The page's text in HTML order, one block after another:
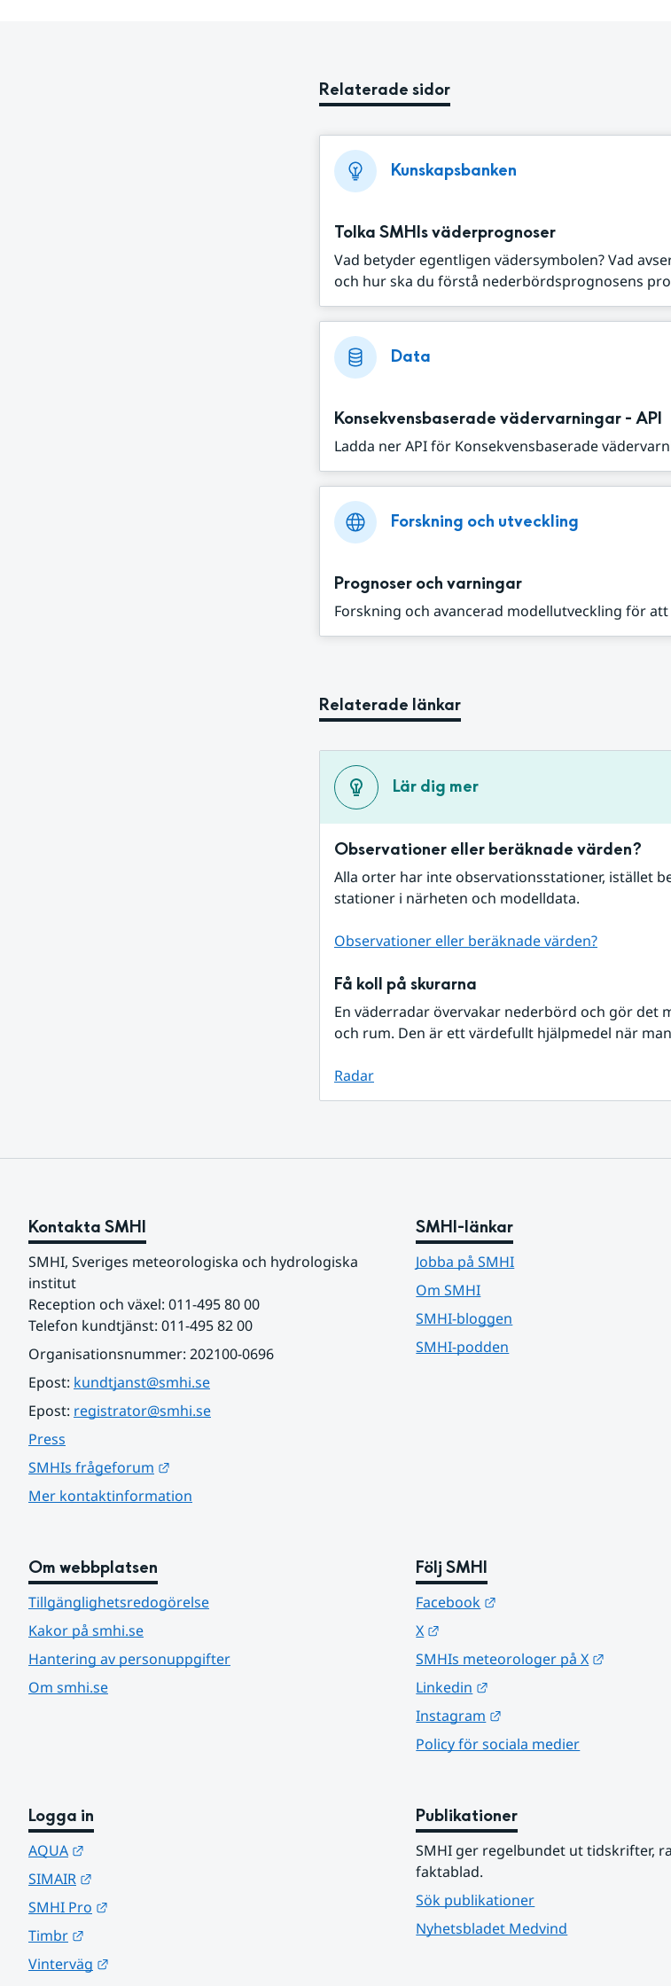
Relaterade sidor
Kunskapsbanken
Tolka SMHIs väderprognoser
Vad betyder egentligen vädersymbolen? Vad
och hur ska du förstå nederbördsprognosens
Data
Konsekvensbaserade vädervarningar - API
Ladda ner API för Konsekvensbaserade
Forskning och utveckling
Prognoser och varningar
Forskning och avancerad modellutveckling för att
Relaterade länkar
Lär dig mer
Observationer eller beräknade värden?
Alla orter har inte observationsstationer, istället
stationer i närheten och modelldata.
Observationer eller beräknade värden?
Få koll på skurarna
En väderradar övervakar nederbörd och gör det
och rum. Den är ett värdefullt hjälpmedel när
Radar
Kontakta SMHI
SMHI, Sveriges meteorologiska och hydrologiska
institut
Reception och växel: 011-495 80 00
Telefon kundtjänst: 011-495 82 00
Organisationsnummer: 202100-0696
Epost: kundtjanst@smhi.se
Epost: registrator@smhi.se
Press
SMHIs frågeforum
Mer kontaktinformation
SMHI-länkar
Jobba på SMHI
Om SMHI
SMHI-bloggen
SMHI-podden
Om webbplatsen
Tillgänglighetsredogörelse
Kakor på smhi.se
Hantering av personuppgifter
Om smhi.se
Följ SMHI
Facebook
X
SMHIs meteorologer på X
Linkedin
Instagram
Policy för sociala medier
Logga in
AQUA
SIMAIR
SMHI Pro
Timbr
Vinterväg
Publikationer
SMHI ger regelbundet ut tidskrifter,
faktablad.
Sök publikationer
Nyhetsbladet Medvind